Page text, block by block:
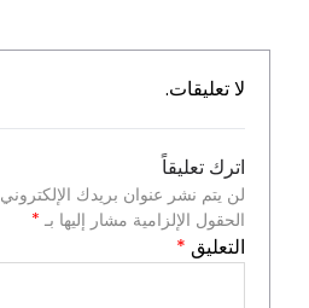
لا تعليقات.
اترك تعليقاً
لن يتم نشر عنوان بريدك
الحقول الإلزامية مشار إليها بـ *
التعليق *